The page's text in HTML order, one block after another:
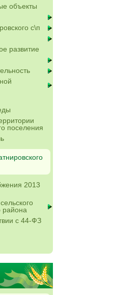
объекты
с\п
развитие
поселения
2013
района
с 44-ФЗ